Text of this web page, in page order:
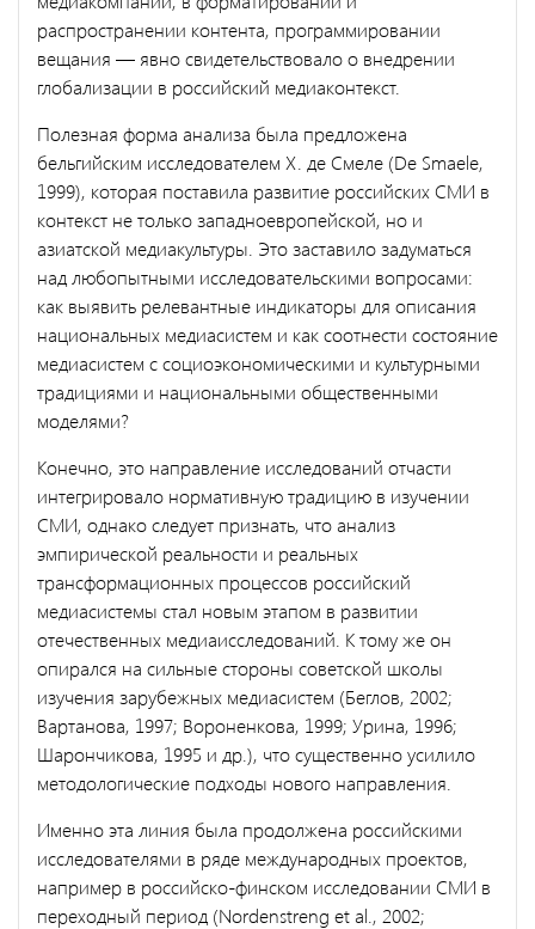
распространении контента, программировании
вещания — явно свидетельствовало о внедрении
глобализации в российский медиаконтекст.
Полезная форма анализа была предложена
бельгийским исследо­вателем Х. де Смеле (De Smaele,
1999), которая поставила развитие российских СМИ в
контекст не только западноевропейской, но и
азиатской медиакультуры. Это заставило задуматься
над любопытны­ми исследовательскими вопросами:
как выявить релевантные инди­каторы для описания
национальных медиасистем и как соотнести со­стояние
медиасистем с социоэкономическими и культурными
традициями и национальными общественными
моделями?
Конечно, это направление исследований отчасти
интегрировало нормативную традицию в изучении
СМИ, однако следует признать, что анализ
эмпирической реальности и реальных
трансформацион­ных процессов российский
медиасистемы стал новым этапом в раз­витии
отечественных медиаисследований. К тому же он
опирался на сильные стороны советской школы
изучения зарубежных медиаси­стем (Беглов, 2002;
Вартанова, 1997; Вороненкова, 1999; Урина, 1996;
Шарончикова, 1995 и др.), что существенно усилило
методологиче­ские подходы нового направления.
Именно эта линия была продолжена российскими
исследователя­ми в ряде международных проектов,
например в российско-финском исследовании СМИ в
переходный период (Nordenstreng et al., 2002;